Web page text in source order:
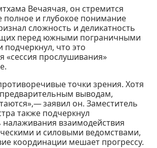
Вечаячая, он стремится
полное и глубокое понимание
сложность и деликатность
перед южными пограничными
что это
«сессия прослушивания»
точки зрения. Хотя
выводам,
заявил он. Заместитель
также подчеркнул
взаимодействия
и силовыми ведомствами,
координации мешает прогрессу.